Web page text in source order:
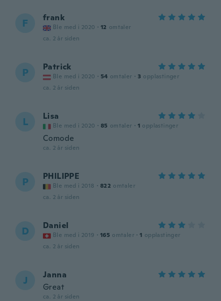
F frank
Ble med i 2020 · 12 omtaler
ca. 2 år siden
P Patrick
Ble med i 2020 · 54 omtaler · 3 opplastinger
ca. 2 år siden
L Lisa
Ble med i 2020 · 85 omtaler · 1 opplastinger
Comode
ca. 2 år siden
P PHILIPPE
Ble med i 2018 · 822 omtaler
ca. 2 år siden
D Daniel
Ble med i 2019 · 165 omtaler · 1 opplastinger
ca. 2 år siden
J
Janna
Great
ca. 2 år siden